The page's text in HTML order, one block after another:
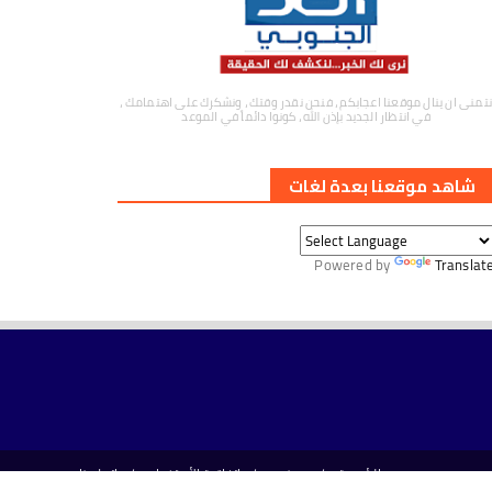
نتمنى ان ينال موقعنا اعجابكم ، فنحن نقدر وقتك ، ونشكرك على اهتمامك ،
في انتظار الجديد بإذن الله ، كونوا دائماً في الموعد
شاهد موقعنا بعدة لغات
Powered by
الرئيسية من نحن اتفاقية الأستخدام اتصل بنا